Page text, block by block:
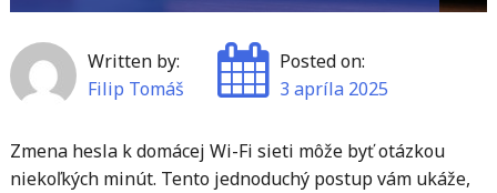
Passau"
Written by:
Filip Tomáš
Posted on:
3 apríla 2025
Zmena hesla k domácej Wi-Fi sieti môže byť otázkou
niekoľkých minút. Tento jednoduchý postup vám ukáže,